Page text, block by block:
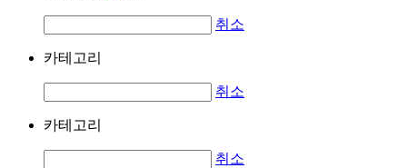
취소
카테고리
취소
카테고리
취소